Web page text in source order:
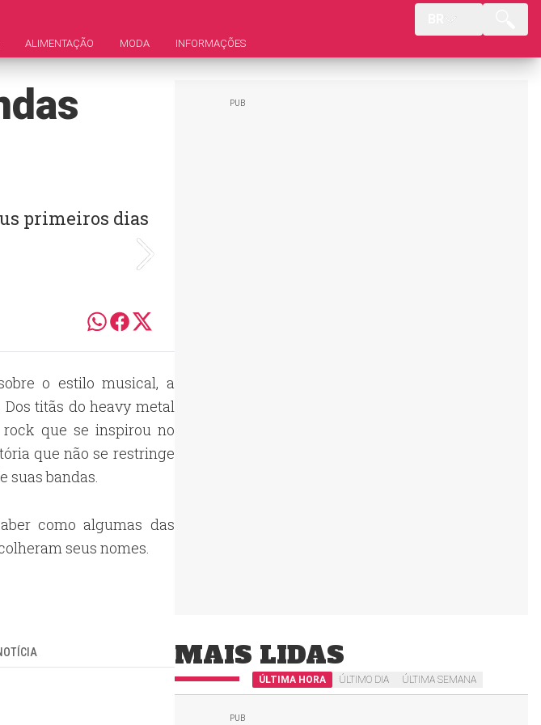
ALIMENTAÇÃO MODA INFORMAÇÕES
primeiros dias
o estilo musical, a
titãs do heavy metal
que se inspirou no
que não se restringe
suas bandas.
como algumas das
seus nomes.
MAIS LIDAS
ÚLTIMA HORA ÚLTIMO DIA ÚLTIMA SEMANA